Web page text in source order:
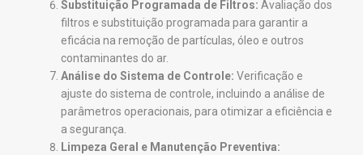
Substituição Programada de Filtros: Avaliação dos
filtros e substituição programada para garantir a
eficácia na remoção de partículas, óleo e outros
contaminantes do ar.
Análise do Sistema de Controle: Verificação e
ajuste do sistema de controle, incluindo a análise de
parâmetros operacionais, para otimizar a eficiência e
a segurança.
Limpeza Geral e Manutenção Preventiva: